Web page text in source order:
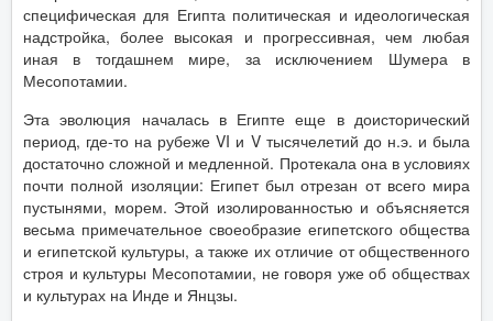
специфическая для Египта политическая и идеологическая
надстройка, более высокая и прогрессивная, чем любая
иная в тогдашнем мире, за исключением Шумера в
Месопотамии.
Эта эволюция началась в Египте еще в доисторический
период, где-то на рубеже VI и V тысячелетий до н.э. и была
достаточно сложной и медленной. Протекала она в условиях
почти полной изоляции: Египет был отрезан от всего мира
пустынями, морем. Этой изолированностью и объясняется
весьма примечательное своеобразие египетского общества
и египетской культуры, а также их отличие от общественного
строя и культуры Месопотамии, не говоря уже об обществах
и культурах на Инде и Янцзы.